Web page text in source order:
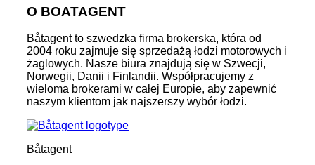
O BOATAGENT
Båtagent to szwedzka firma brokerska, która od
2004 roku zajmuje się sprzedażą łodzi motorowych i
żaglowych. Nasze biura znajdują się w Szwecji,
Norwegii, Danii i Finlandii. Współpracujemy z
wieloma brokerami w całej Europie, aby zapewnić
naszym klientom jak najszerszy wybór łodzi.
Båtagent